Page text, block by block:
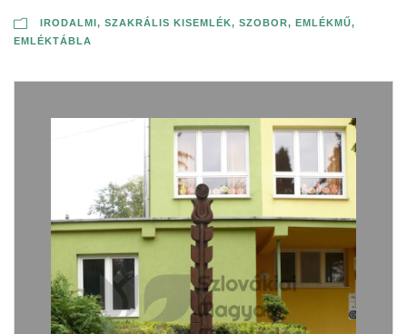
IRODALMI, SZAKRÁLIS KISEMLÉK, SZOBOR, EMLÉKMŰ,
EMLÉKTÁBLA